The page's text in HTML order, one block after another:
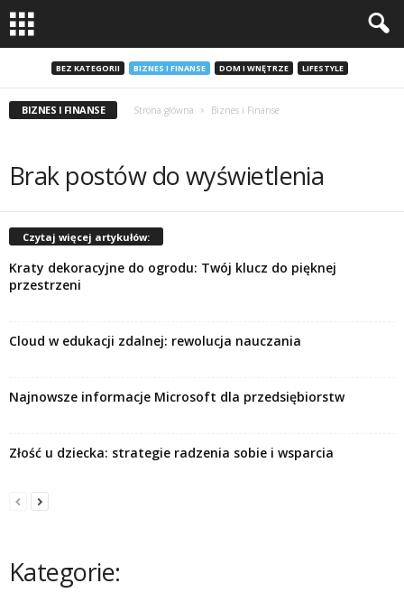
BEZ KATEGORII BIZNES I FINANSE DOM I WNĘTRZE LIFESTYLE
BIZNES I FINANSE Strona główna Biznes i Finanse
Brak postów do wyświetlenia
Czytaj więcej artykułów:
Kraty dekoracyjne do ogrodu: Twój klucz do pięknej
przestrzeni
Cloud w edukacji zdalnej: rewolucja nauczania
Najnowsze informacje Microsoft dla przedsiębiorstw
Złość u dziecka: strategie radzenia sobie i wsparcia
Kategorie: